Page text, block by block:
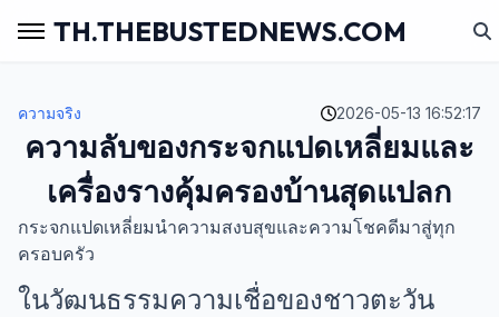
TH.THEBUSTEDNEWS.COM
ความจริง 2026-05-13 16:52:17
ความลับของกระจกแปดเหลี่ยมและ
เครื่องรางคุ้มครองบ้านสุดแปลก
กระจกแปดเหลี่ยมนำความสงบสุขและความโชคดีมาสู่ทุก
ครอบครัว
ในวัฒนธรรมความเชื่อของชาวตะวัน